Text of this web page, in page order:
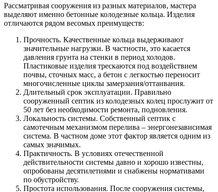
Рассматривая сооружения из разных материалов, мастера
выделяют именно бетонные колодезные кольца. Изделия
отличаются рядом весомых преимуществ:
Прочность. Качественные кольца выдерживают
значительные нагрузки. В частности, это касается
давления грунта на стенки в период холодов.
Пластиковые изделия трескаются под воздействием
почвы, сточных масс, а бетон с легкостью переносит
многочисленные циклы замерзания/оттаивания.
Длительный срок эксплуатации. Правильно
сооруженный септик из колодезных колец прослужит от
50 лет без необходимости ремонта, подновления.
Локальность системы. Собственный септик с
самотечным механизмом перелива – энергонезависимая
система. В частном доме этот фактор является одним из
самых значимых.
Практичность. В условиях отечественной
действительности системы давно и хорошо известны,
опробованы десятилетиями и снабжены нормативами
по обустройству.
Простота использования. После сооружения системы,